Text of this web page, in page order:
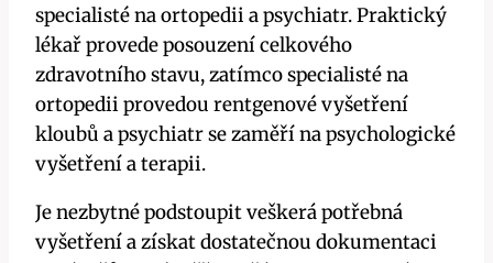
specialisté na ortopedii a psychiatr. Praktický
lékař provede posouzení celkového
zdravotního stavu, zatímco specialisté na
ortopedii provedou rentgenové vyšetření
kloubů a psychiatr se zaměří na psychologické
vyšetření a terapii.
Je nezbytné podstoupit veškerá potřebná
vyšetření a získat dostatečnou dokumentaci